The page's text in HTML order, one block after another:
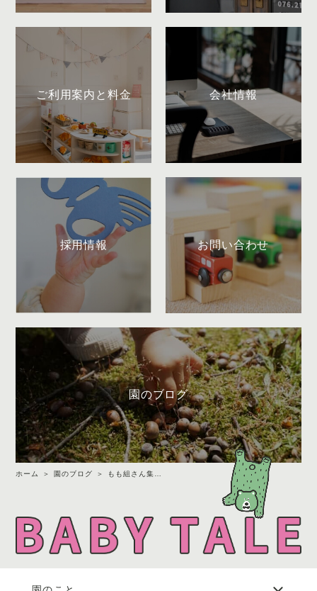
ご利用案内と料金 会社情報
採用情報 お問い合わせ
園のブログ
ホーム 園のブログ もも組さん集合〜